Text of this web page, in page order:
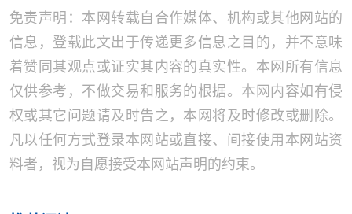
免责声明：本网转载自合作媒体、机构或其他网站的
信息，登载此文出于传递更多信息之目的，并不意味
着赞同其观点或证实其内容的真实性。本网所有信息
仅供参考，不做交易和服务的根据。本网内容如有侵
权或其它问题请及时告之，本网将及时修改或删除。
凡以任何方式登录本网站或直接、间接使用本网站资
料者，视为自愿接受本网站声明的约束。